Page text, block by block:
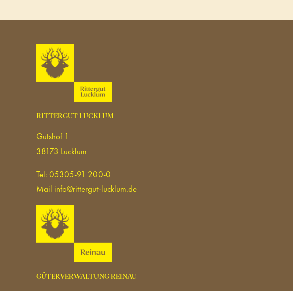
RITTERGUT LUCKLUM
Gutshof 1
38173 Lucklum
Tel: 05305-91 200-0
Mail info@rittergut-lucklum.de
GÜTERVERWALTUNG REINAU